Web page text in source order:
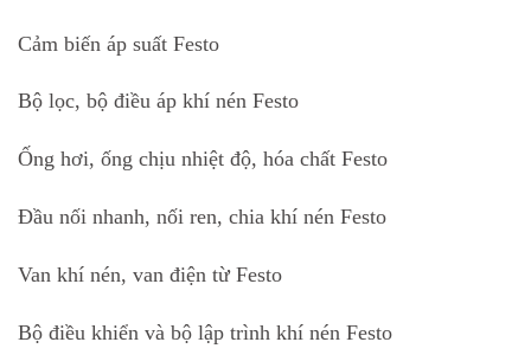
Cảm biến áp suất Festo
Bộ lọc, bộ điều áp khí nén Festo
Ống hơi, ống chịu nhiệt độ, hóa chất Festo
Đầu nối nhanh, nối ren, chia khí nén Festo
Van khí nén, van điện từ Festo
Bộ điều khiển và bộ lập trình khí nén Festo